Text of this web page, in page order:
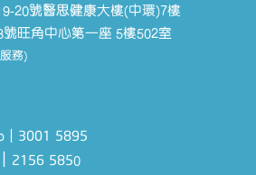
20號醫思健康大樓(中環)7樓
號旺角中心第一座 5樓502室
務)
3001 5895
2156 5850